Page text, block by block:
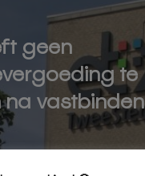
geen
te
vastbinden